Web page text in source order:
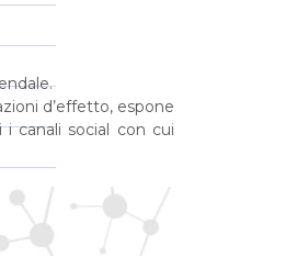
d’effetto, espone
canali social con cui